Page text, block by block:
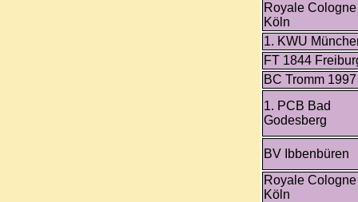
Royale Cologne
Köln
1. KWU
FT 1844
BC Tromm 1997
1. PCB Bad
Godesberg
BV Ibbenbüren
Royale Cologne
Köln